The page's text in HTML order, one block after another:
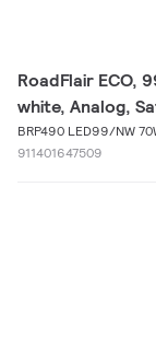
RoadFlair ECO,
white, Analog,
BRP490 LED99/NW
911401647509